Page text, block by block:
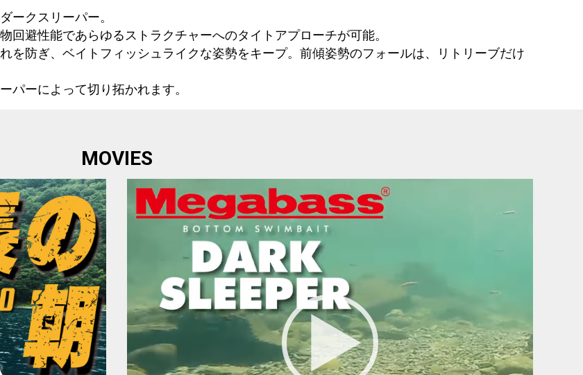
ークスリーパー。
避性能であらゆるストラクチャーへのタイトアプローチが可能。
を防ぎ、ベイトフィッシュライクな姿勢をキープ。前傾姿勢のフォールは、リトリーブだけ
パーによって切り拓かれます。
MOVIES